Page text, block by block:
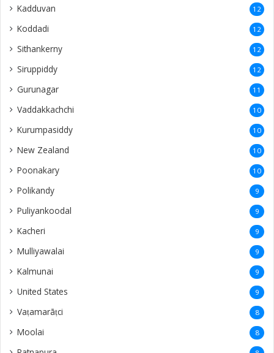
Kadduvan 12
Koddadi 12
Sithankerny 12
Siruppiddy 12
Gurunagar 11
Vaddakkachchi 10
Kurumpasiddy 10
New Zealand 10
Poonakary 10
Polikandy 9
Puliyankoodal 9
Kacheri 9
Mulliyawalai 9
Kalmunai 9
United States 9
Vaṭamarāṭci 8
Moolai 8